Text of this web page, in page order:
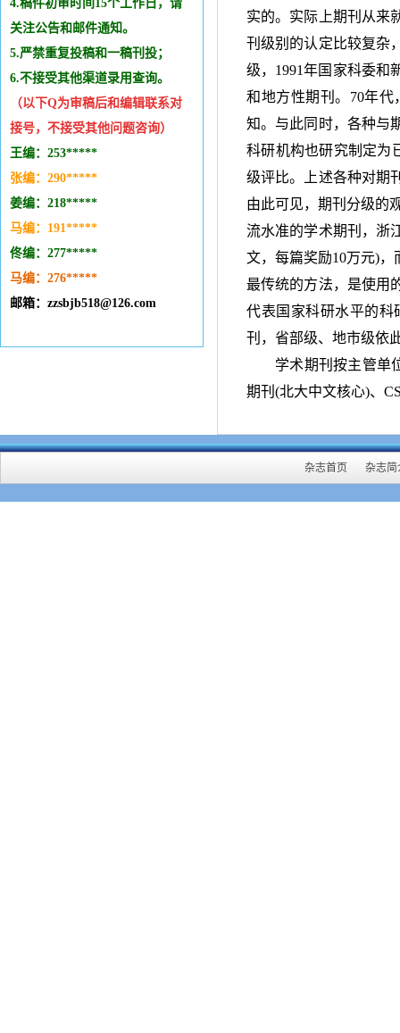
4.稿件初审时间15个工作日，请
关注公告和邮件通知。
5.严禁重复投稿和一稿刊投；
6.不接受其他渠道录用查询。
（以下Q为审稿后和编辑联系对
接号，不接受其他问题咨询）
王编：253*****
张编：290*****
姜编：218*****
马编：191*****
佟编：277*****
马编：276*****
邮箱：zzsbjb518@126.com
实的。实际上期刊从来
刊级别的认定比较复杂
级， 1991年国家科委和
和地方性期刊。 70年代
知。与此同时，各种与
科研机构也研究制定为
级评比。上述各种对期
由此可见，期刊分级的
流水准的学术期刊，浙
文，每篇奖励10万元)，
最传统的方法，是使用
代表国家科研水平的科
刊，省部级、地市级依
学术期刊按主管单
期刊 (北大中文核心)、
杂志首页 杂志简